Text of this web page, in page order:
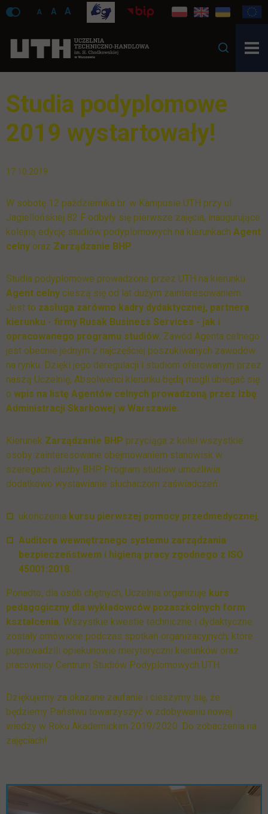
A A A
Studia podyplomowe
2019 wystartowały!
17.10.2019
W sobotę 12 października br. w Kampusie UTH przy ul.
Jagiellońskiej 82 F odbyły się pierwsze zajęcia, inaugurujące
kolejną edycję studiów podyplomowych na kierunkach Agent
celny oraz Zarządzanie BHP.
Studia podyplomowe prowadzone przez UTH na kierunku
Agent celny cieszą się od lat dużym zainteresowaniem.
Jest to zasługa zarówno kadry dydaktycznej, partnera
kierunku - firmy Rusak Business Services - jak i
opracowanego programu studiów. Zawód Agenta celnego
jest obecnie jednym z najczęściej poszukiwanych zawodów
na rynku. Dzięki jego deregulacji i studiom oferowanym przez
naszą Uczelnię, Absolwenci kierunku będą mogli ubiegać się
o wpis na listę Agentów celnych prowadzoną przez Izbę
Administracji Skarbowej w Warszawie.
Kierunek Zarządzanie BHP przyciąga z kolei wszystkie
osoby zainteresowane obejmowaniem stanowisk w
szeregach służby BHP. Program studiów umożliwia
dodatkowo wystawianie słuchaczom zaświadczeń:
ukończenia kursu pierwszej pomocy przedmedycznej,
Auditora wewnętrznego systemu zarządzania
bezpieczeństwem i higieną pracy zgodnego z ISO
45001:2018.
Ponadto, dla osób chętnych, Uczelnia organizuje kurs
pedagogiczny dla wykładowców pozaszkolnych form
kształcenia. Wszystkie kwestie techniczne i dydaktyczne
zostały omówione podczas spotkań organizacyjnych, które
poprowadzili opiekunowie merytoryczni kierunków oraz
pracownicy Centrum Studiów Podyplomowych UTH.
Dziękujemy za okazane zaufanie i cieszymy się, że
będziemy Państwu towarzyszyć w zdobywaniu nowej
wiedzy w Roku Akademickim 2019/2020. Do zobaczenia na
zajęciach!
Pomiń galerię